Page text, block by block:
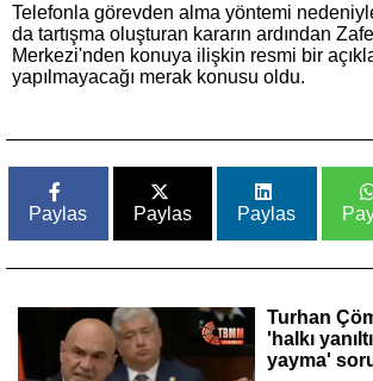
Telefonla görevden alma yöntemi
da tartışma oluşturan kararın ardından
Merkezi'nden konuya ilişkin resmi bir
yapılmayacağı merak konusu oldu.
Paylas Paylas Paylas
Turhan
'halkı
yayma'